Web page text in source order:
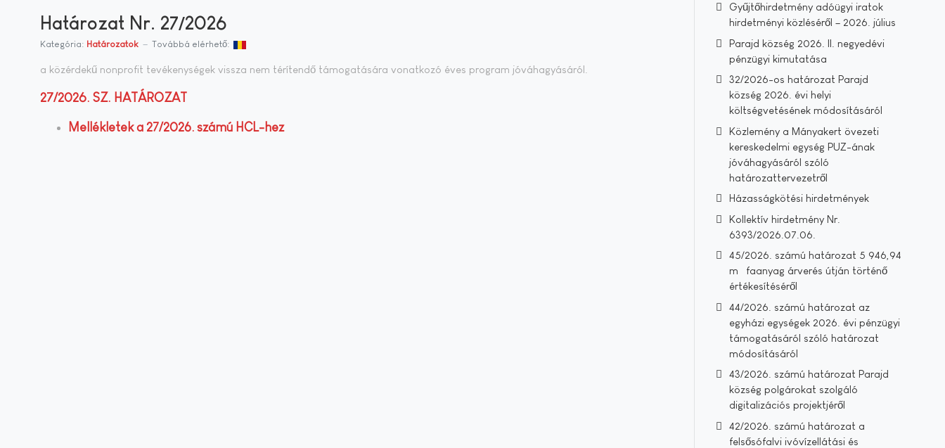
Határozat Nr. 27/2026
Kategória: Határozatok Továbbá elérhető:
a közérdekű nonprofit tevékenységek vissza nem térítendő támogatására vonatkozó éves program jóváhagyásáról.
27/2026. SZ. HATÁROZAT
Mellékletek a 27/2026. számú HCL-hez
Gyűjtőhirdetmény adóügyi iratok
hirdetményi közléséről – 2026. július
Parajd község 2026. II. negyedévi
pénzügyi kimutatása
32/2026-os határozat Parajd
község 2026. évi helyi
költségvetésének módosításáról
Közlemény a Mányakert övezeti
kereskedelmi egység PUZ-ának
jóváhagyásáról szóló
határozattervezetről
Házasságkötési hirdetmények
Kollektív hirdetmény Nr.
6393/2026.07.06.
45/2026. számú határozat 5 946,94
m³ faanyag árverés útján történő
értékesítéséről
44/2026. számú határozat az
egyházi egységek 2026. évi pénzügyi
támogatásáról szóló határozat
módosításáról
43/2026. számú határozat Parajd
község polgárokat szolgáló
digitalizációs projektjéről
42/2026. számú határozat a
felsősófalvi ivóvízellátási és